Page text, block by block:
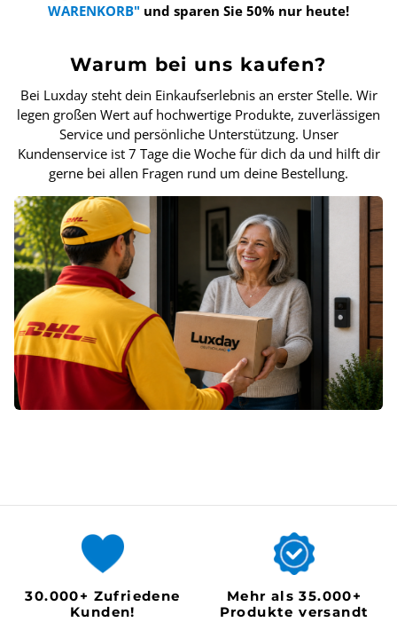
WARENKORB" und sparen Sie 50% nur heute!
Warum bei uns kaufen?
Bei Luxday steht dein Einkaufserlebnis an erster Stelle. Wir
legen großen Wert auf hochwertige Produkte, zuverlässigen
Service und persönliche Unterstützung. Unser
Kundenservice ist 7 Tage die Woche für dich da und hilft dir
gerne bei allen Fragen rund um deine Bestellung.
30.000+ Zufriedene
Kunden!
Mehr als 35.000+
Produkte versandt